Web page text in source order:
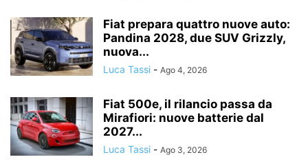
Fiat prepara quattro nuove auto:
Pandina 2028, due SUV Grizzly,
nuova...
Luca Tassi - Ago 4, 2026
Fiat 500e, il rilancio passa da
Mirafiori: nuove batterie dal
2027...
Luca Tassi - Ago 3, 2026